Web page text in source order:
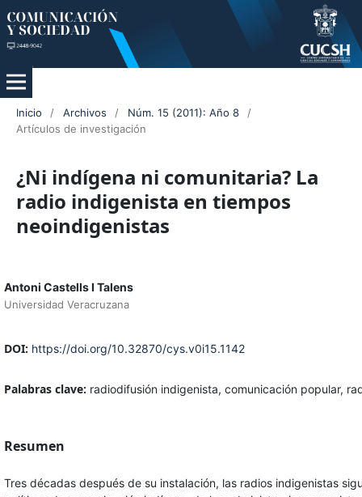
Inicio / Archivos / Núm. 15 (2011): Año 8
/
Artículos de investigación
¿Ni indígena ni comunitaria? La
radio indigenista en tiempos
neoindigenistas
Antoni Castells I Talens
Universidad Veracruzana
DOI: https://doi.org/10.32870/cys.v0i15.1142
Palabras clave: radiodifusión indigenista, comunicación popular,
Resumen
Tres décadas después de su instalación, las radios indigenistas